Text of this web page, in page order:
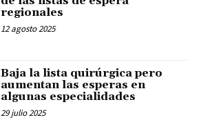
regionales
12 agosto 2025
Baja la lista quirúrgica pero
aumentan las esperas en
algunas especialidades
29 julio 2025